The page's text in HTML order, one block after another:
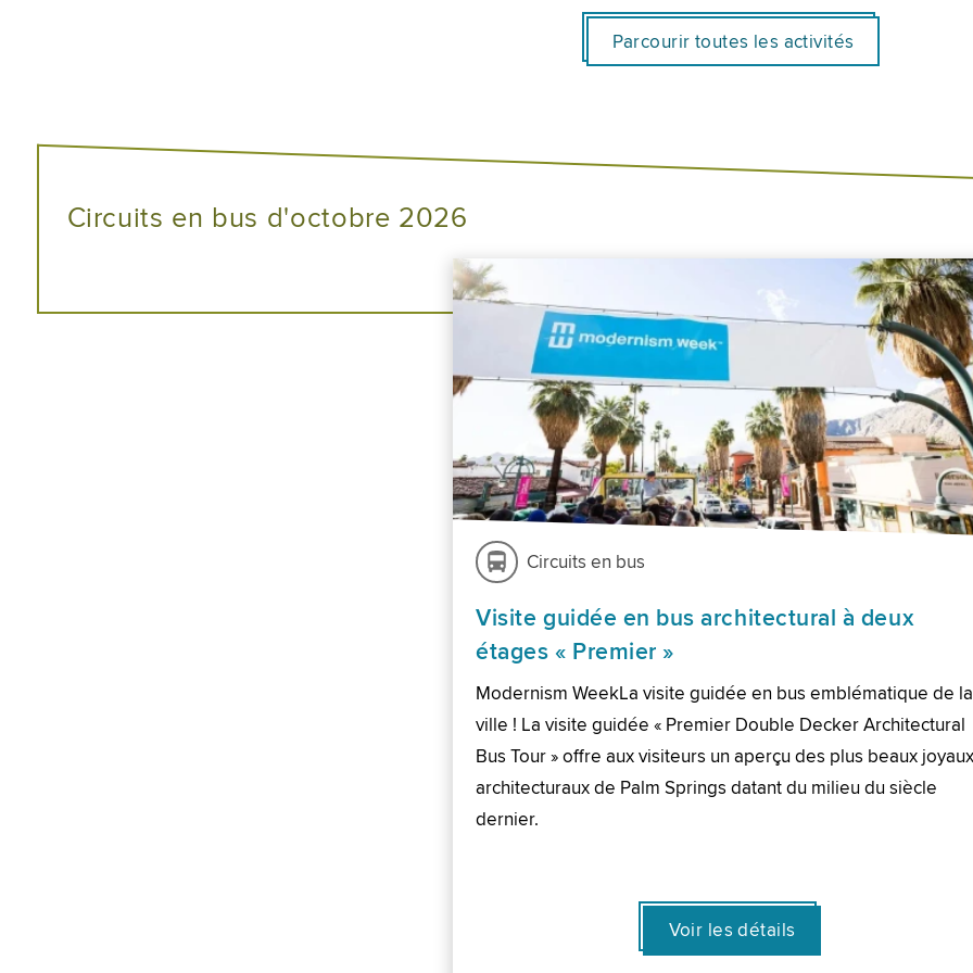
Parcourir toutes les activités
Circuits en bus d'octobre 2026
Circuits en bus
Visite guidée en bus architectural à deux
étages « Premier »
Modernism WeekLa visite guidée en bus emblématique de la
ville ! La visite guidée « Premier Double Decker Architectural
Bus Tour » offre aux visiteurs un aperçu des plus beaux
architecturaux de Palm Springs datant du milieu du siècle
dernier.
Voir les détails